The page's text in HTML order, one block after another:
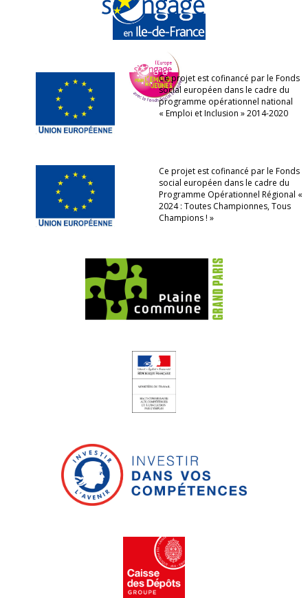
Ce projet est cofinancé par le Fonds
social européen dans le cadre du
programme opérationnel national
« Emploi et Inclusion » 2014-2020
Ce projet est cofinancé par le Fonds
social européen dans le cadre du
Programme Opérationnel Régional «
2024 : Toutes Championnes, Tous
Champions ! »